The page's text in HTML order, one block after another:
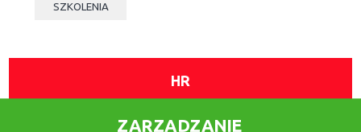
SZKOLENIA
HR
ZARZĄDZANIE